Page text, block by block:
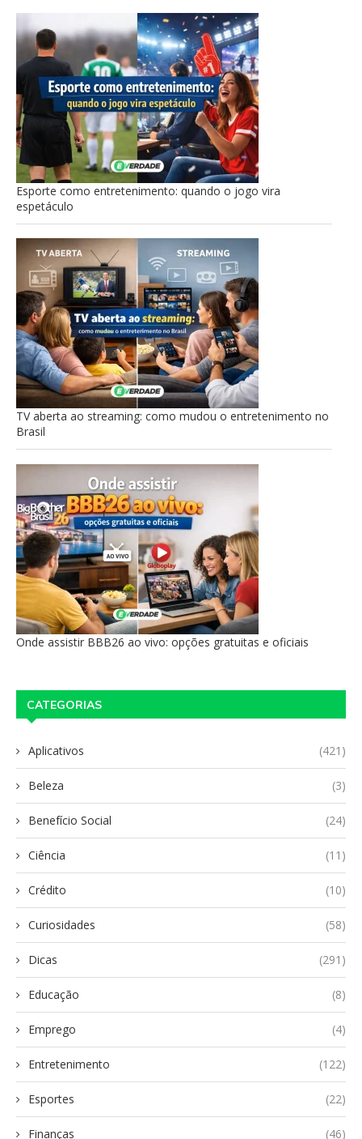
Esporte como entretenimento: quando o jogo vira
espetáculo
TV aberta ao streaming: como mudou o entretenimento no
Brasil
Onde assistir BBB26 ao vivo: opções gratuitas e oficiais
CATEGORIAS
Aplicativos (421)
Beleza (3)
Benefício Social (24)
Ciência (11)
Crédito (10)
Curiosidades (58)
Dicas (291)
Educação (8)
Emprego (4)
Entretenimento (122)
Esportes (22)
Finanças (46)